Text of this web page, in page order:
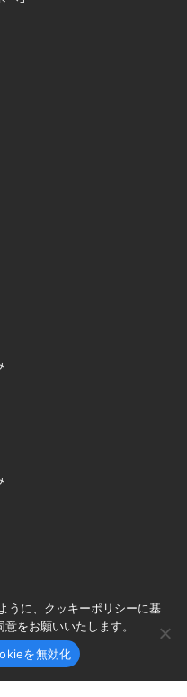
All Rights Reserved.
うに、クッキーポリシーに基
をお願いいたします。
を無効化